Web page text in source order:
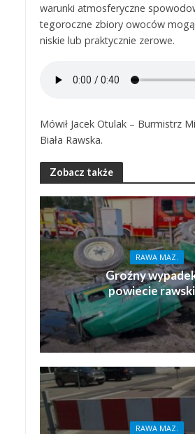
warunki atmosferyczne
tegoroczne zbiory owoców
niskie lub praktycznie zerowe.
Mówił Jacek Otulak – Burmistrz
Biała Rawska.
Zobacz także
RAWA MAZ.
Groźny
powiecie
RAWA MAZ.